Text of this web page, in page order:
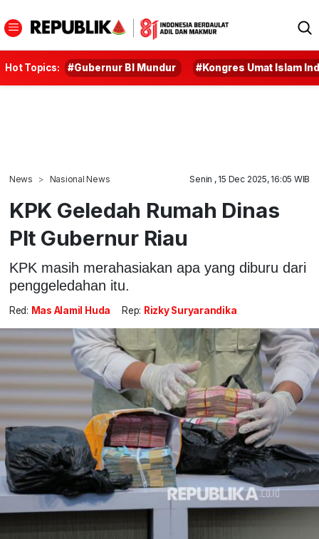
Hot Topics: #Gubernur BI Mundur #Kongres Umat Islam
News Nasional News Senin , 15 Dec 2025, 16:05 WIB
KPK Geledah Rumah Dinas
Plt Gubernur Riau
KPK masih merahasiakan apa yang diburu dari
penggeledahan itu.
Red: Mas Alamil Huda Rep: Rizky Suryarandika